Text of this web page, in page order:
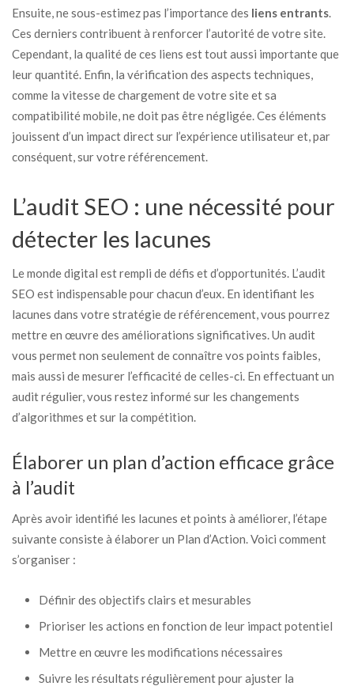
Ensuite, ne sous-estimez pas l’importance des liens entrants.
Ces derniers contribuent à renforcer l’autorité de votre site.
Cependant, la qualité de ces liens est tout aussi importante que
leur quantité. Enfin, la vérification des aspects techniques,
comme la vitesse de chargement de votre site et sa
compatibilité mobile, ne doit pas être négligée. Ces éléments
jouissent d’un impact direct sur l’expérience utilisateur et, par
conséquent, sur votre référencement.
L’audit SEO : une nécessité pour
détecter les lacunes
Le monde digital est rempli de défis et d’opportunités. L’audit
SEO est indispensable pour chacun d’eux. En identifiant les
lacunes dans votre stratégie de référencement, vous pourrez
mettre en œuvre des améliorations significatives. Un audit
vous permet non seulement de connaître vos points faibles,
mais aussi de mesurer l’efficacité de celles-ci. En effectuant un
audit régulier, vous restez informé sur les changements
d’algorithmes et sur la compétition.
Élaborer un plan d’action efficace grâce
à l’audit
Après avoir identifié les lacunes et points à améliorer, l’étape
suivante consiste à élaborer un Plan d’Action. Voici comment
s’organiser :
Définir des objectifs clairs et mesurables
Prioriser les actions en fonction de leur impact potentiel
Mettre en œuvre les modifications nécessaires
Suivre les résultats régulièrement pour ajuster la